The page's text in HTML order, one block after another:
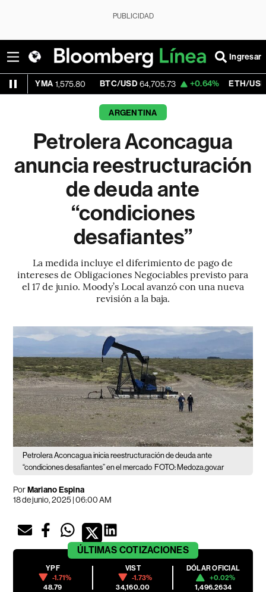
PUBLICIDAD
Ingresar
1,575.80 BTC/USD 64,705.73 +0.64% ETH/USD 1,917.53
ARGENTINA
Petrolera Aconcagua
anuncia reestructuración
de deuda ante
“condiciones
desafiantes”
La medida incluye el diferimiento de pago de
intereses de Obligaciones Negociables previsto para
el 17 de junio. Moody’s Local avanzó con una nueva
revisión a la baja.
Petrolera Aconcagua inicia reestructuración de deuda ante
“condiciones desafiantes” en el mercado FOTO: Medoza.gov.ar
PorMariano Espina
18 de junio, 2025 | 06:00 AM
ÚLTIMAS COTIZACIONES
YPF
-1.71%
48.79
VIST
-1.73%
34,160.00
DÓLAR OFICIAL
+0.02%
1,496.2634